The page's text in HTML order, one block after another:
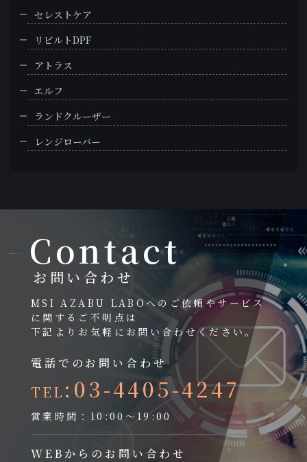
セレストケア
リビルトDPF
アトラス
エルフ
ランドクルーザー
レンジローバー
Contact
お問い合わせ
MSI AZABU LABOへのご依頼やサービス
に関するご不明点は
下記よりお気軽にお問い合わせください。
電話でのお問い合わせ
TEL :03-4405-4247
営業時間：10:00～19:00
WEBからのお問い合わせ